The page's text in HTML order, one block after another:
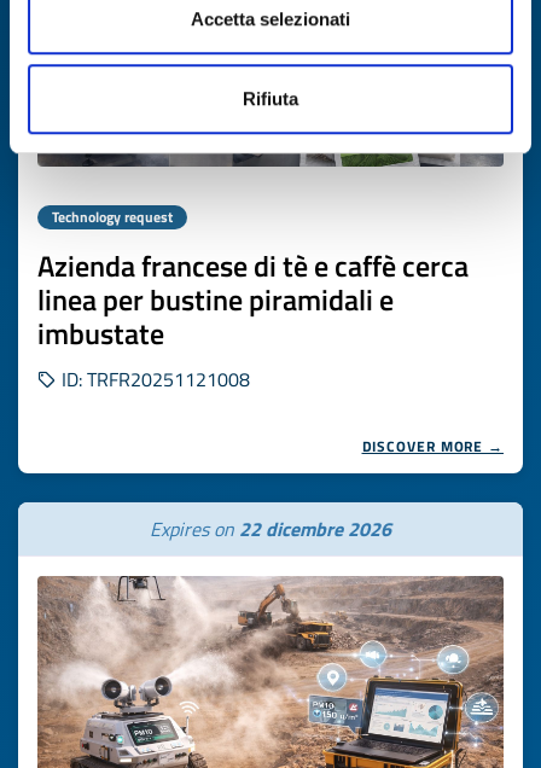
Accetta selezionati
Rifiuta
Technology request
Azienda francese di tè e caffè cerca
linea per bustine piramidali e
imbustate
ID: TRFR20251121008
DISCOVER MORE →
Expires on 22 dicembre 2026